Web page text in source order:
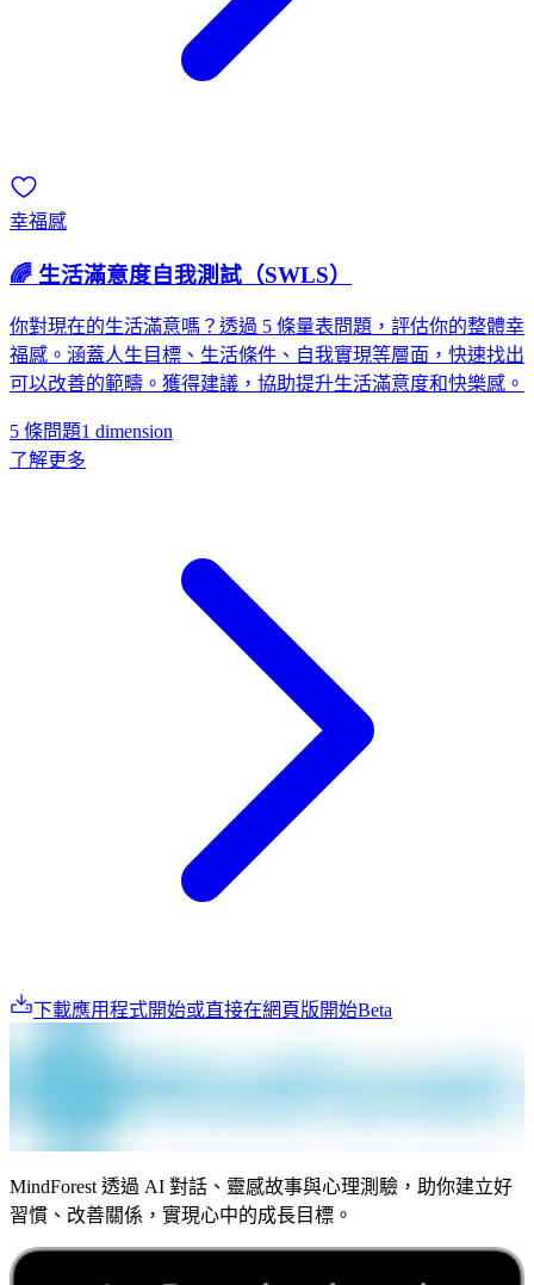
幸福感
🌈 生活滿意度自我測試（SWLS）
你對現在的生活滿意嗎？透過 5 條量表問題，評估你的整體幸
福感。涵蓋人生目標、生活條件、自我實現等層面，快速找出
可以改善的範疇。獲得建議，協助提升生活滿意度和快樂感。
5 條問題1 dimension
了解更多
下載應用程式開始或直接在網頁版開始Beta
MindForest 透過 AI 對話、靈感故事與心理測驗，助你建立好
習慣、改善關係，實現心中的成長目標。